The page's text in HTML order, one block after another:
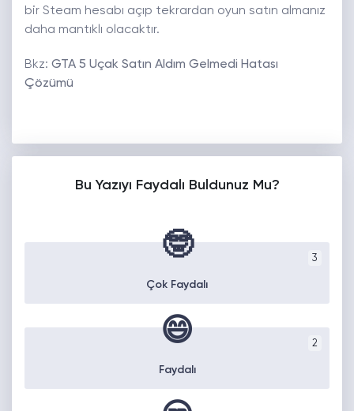
bir Steam hesabı açıp tekrardan oyun satın almanız
daha mantıklı olacaktır.
Bkz: GTA 5 Uçak Satın Aldım Gelmedi Hatası
Çözümü
Bu Yazıyı Faydalı Buldunuz Mu?
3
🤓
Çok Faydalı
2
😄
Faydalı